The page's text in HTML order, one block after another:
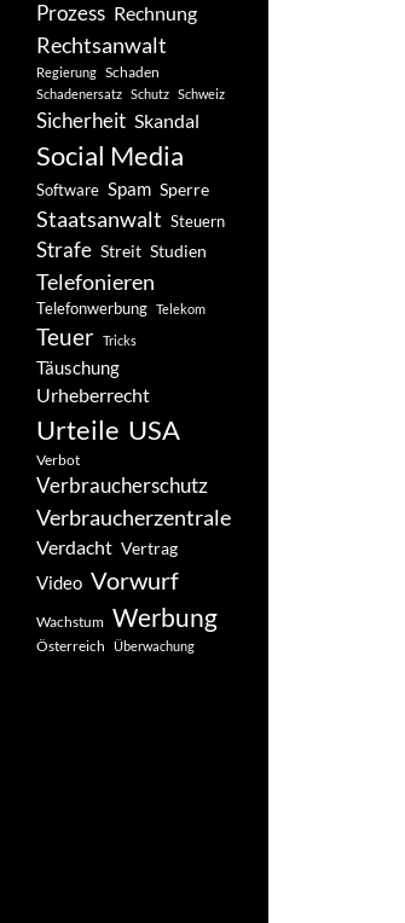
Prozess Rechnung
Rechtsanwalt
Regierung Schaden
Schadenersatz Schutz Schweiz
Sicherheit Skandal
Social Media
Software Spam Sperre
Staatsanwalt Steuern
Strafe Streit Studien
Telefonieren
Telefonwerbung Telekom
Teuer Tricks
Täuschung
Urheberrecht
Urteile USA
Verbot
Verbraucherschutz
Verbraucherzentrale
Verdacht Vertrag
Video Vorwurf
Wachstum Werbung
Österreich Überwachung